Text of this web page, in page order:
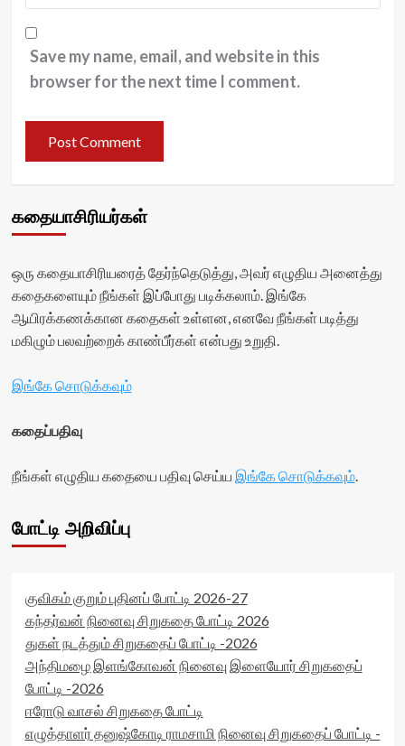
Save my name, email, and website in this
browser for the next time I comment.
கதையாசிரியர்கள்
ஒரு கதையாசிரியரைத் தேர்ந்தெடுத்து, அவர் எழுதிய அனைத்து
கதைகளையும் நீங்கள் இப்போது படிக்கலாம். இங்கே
ஆயிரக்கணக்கான கதைகள் உள்ளன, எனவே நீங்கள் படித்து
மகிழும் பலவற்றைக் காண்பீர்கள் என்பது உறுதி.
இங்கே சொடுக்கவும்
கதைப்பதிவு
நீங்கள் எழுதிய கதையை பதிவு செய்ய இங்கே சொடுக்கவும்.
போட்டி அறிவிப்பு
குவிகம் குறும் புதினப் போட்டி 2026-27
கந்தர்வன் நினைவு சிறுகதை போட்டி 2026
துகள் நடத்தும் சிறுகதைப் போட்டி -2026
அந்திமழை இளங்கோவன் நினைவு இளையோர் சிறுகதைப்
போட்டி -2026
ஈரோடு வாசல் சிறுகதை போட்டி
எழுத்தாளர் தனுஷ்கோடி ராமசாமி நினைவு சிறுகதைப் போட்டி -